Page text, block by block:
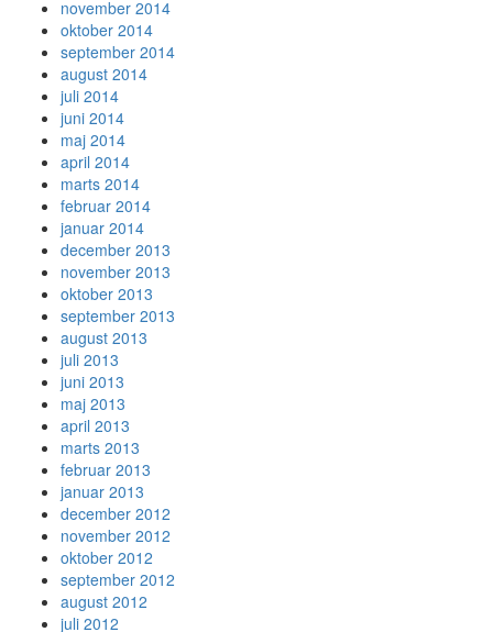
november 2014
oktober 2014
september 2014
august 2014
juli 2014
juni 2014
maj 2014
april 2014
marts 2014
februar 2014
januar 2014
december 2013
november 2013
oktober 2013
september 2013
august 2013
juli 2013
juni 2013
maj 2013
april 2013
marts 2013
februar 2013
januar 2013
december 2012
november 2012
oktober 2012
september 2012
august 2012
juli 2012